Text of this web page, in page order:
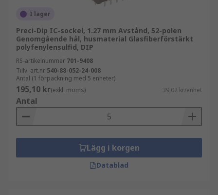
I lager
Preci-Dip IC-sockel, 1.27 mm Avstånd, 52-polen
Genomgående hål, husmaterial Glasfiberförstärkt
polyfenylensulfid, DIP
RS-artikelnummer 701-9408
Tillv. art.nr 540-88-052-24-008
Antal (1 förpackning med 5 enheter)
195,10 kr(exkl. moms) 39,02 kr/enhet
Antal
Lägg i korgen
Datablad